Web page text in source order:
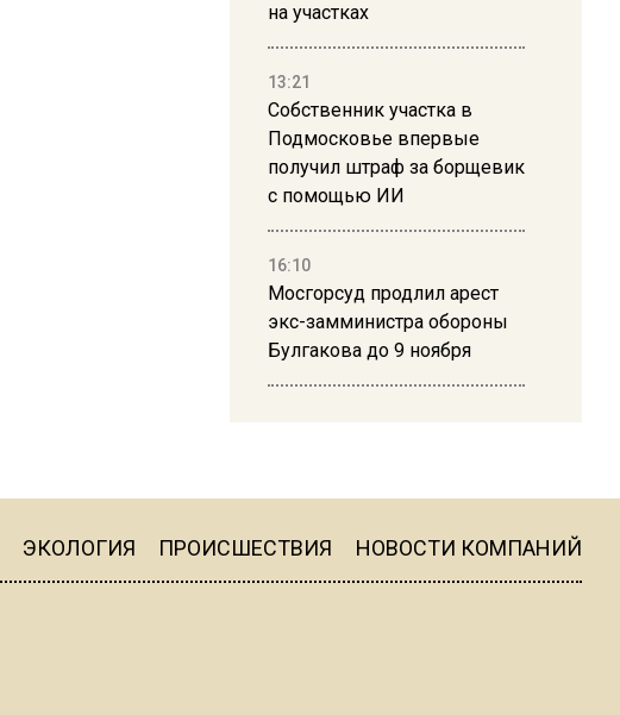
на участках
13:21
Собственник участка в
Подмосковье впервые
получил штраф за борщевик
с помощью ИИ
16:10
Мосгорсуд продлил арест
экс-замминистра обороны
Булгакова до 9 ноября
16:19
ЭКОЛОГИЯ ПРОИСШЕСТВИЯ НОВОСТИ КОМПАНИЙ